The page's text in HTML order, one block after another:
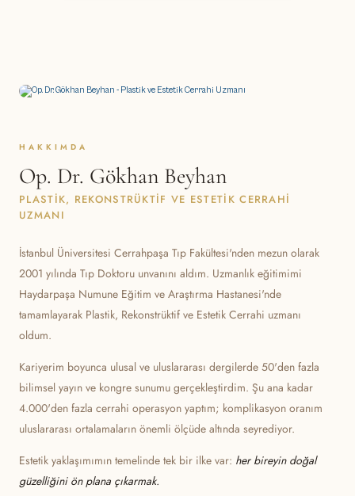
HAKKIMDA
Op. Dr. Gökhan Beyhan
PLASTIK, REKONSTRÜKTIF VE ESTETIK CERRAHI
UZMANI
İstanbul Üniversitesi Cerrahpaşa Tıp Fakültesi'nden mezun olarak
2001 yılında Tıp Doktoru unvanını aldım. Uzmanlık eğitimimi
Haydarpaşa Numune Eğitim ve Araştırma Hastanesi'nde
tamamlayarak Plastik, Rekonstrüktif ve Estetik Cerrahi uzmanı
oldum.
Kariyerim boyunca ulusal ve uluslararası dergilerde 50'den fazla
bilimsel yayın ve kongre sunumu gerçekleştirdim. Şu ana kadar
4.000'den fazla cerrahi operasyon yaptım; komplikasyon oranım
uluslararası ortalamaların önemli ölçüde altında seyrediyor.
Estetik yaklaşımımın temelinde tek bir ilke var: her bireyin doğal
güzelliğini ön plana çıkarmak.